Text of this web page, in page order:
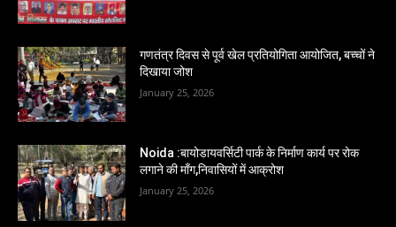
गणतंत्र दिवस से पूर्व खेल प्रतियोगिता आयोजित, बच्चों ने
दिखाया जोश
January 25, 2026
Noida :बायोडायवर्सिटी पार्क के निर्माण कार्य पर रोक
लगाने की माँग,निवासियों में आक्रोश
January 25, 2026